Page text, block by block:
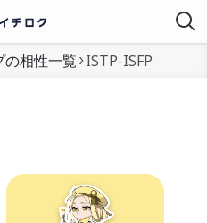
の相性一覧 ISTP-ISFP